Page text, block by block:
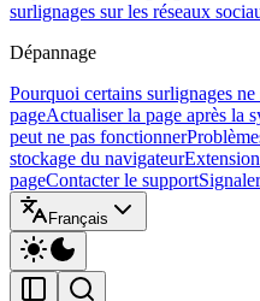
surlignages sur les réseaux
Dépannage
Pourquoi certains surlignages
pageActualiser la page après la
peut ne pas fonctionner
stockage du navigateur
pageContacter le support
Français